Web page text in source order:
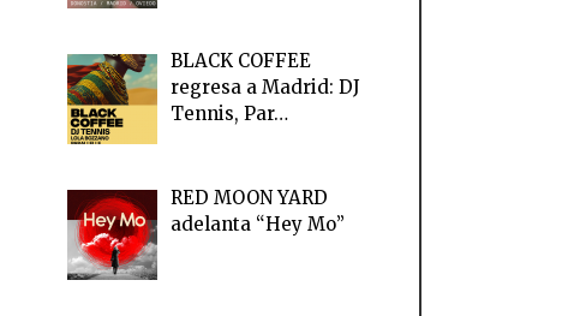
BLACK COFFEE
regresa a Madrid: DJ
Tennis, Par…
RED MOON YARD
adelanta “Hey Mo”